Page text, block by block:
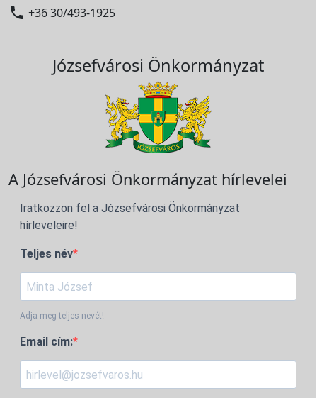
 +36 30/493-1925
Józsefvárosi Önkormányzat
A Józsefvárosi Önkormányzat hírlevelei
Iratkozzon fel a Józsefvárosi Önkormányzat
hírleveleire!
Teljes név
Adja meg teljes nevét!
Email cím: